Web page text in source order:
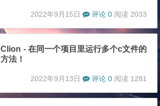
2022年9月15日 评论 0 阅读 2033
Clion - 在同一个项目里运行多个c文件的
方法！
2022年9月13日 评论 0 阅读 1281